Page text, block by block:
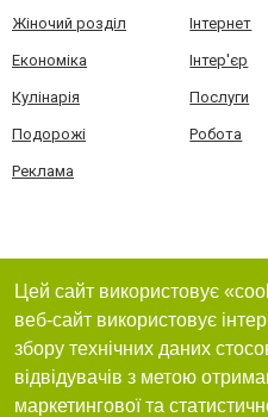
Жіночий розділ Інтернет
Економіка Інтер'єр
Кулінарія Послуги
Подорожі Робота
Реклама
Цей сайт використовує
веб-сайт використовує
збору технічних даних
відвідувачів з метою
маркетингової та